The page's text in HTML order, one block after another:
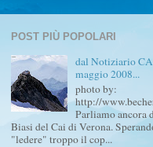
POST PIÙ POPOLARI
dal Notiziario
maggio 2008...
photo by:
http://
Parliamo ancora
Biasi del Cai di Verona.
"ledere" troppo il cop...